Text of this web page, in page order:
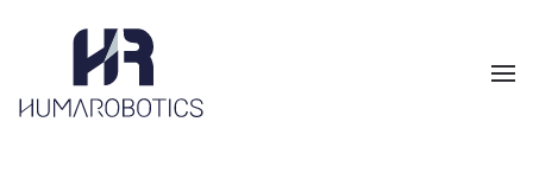
Skip to main content